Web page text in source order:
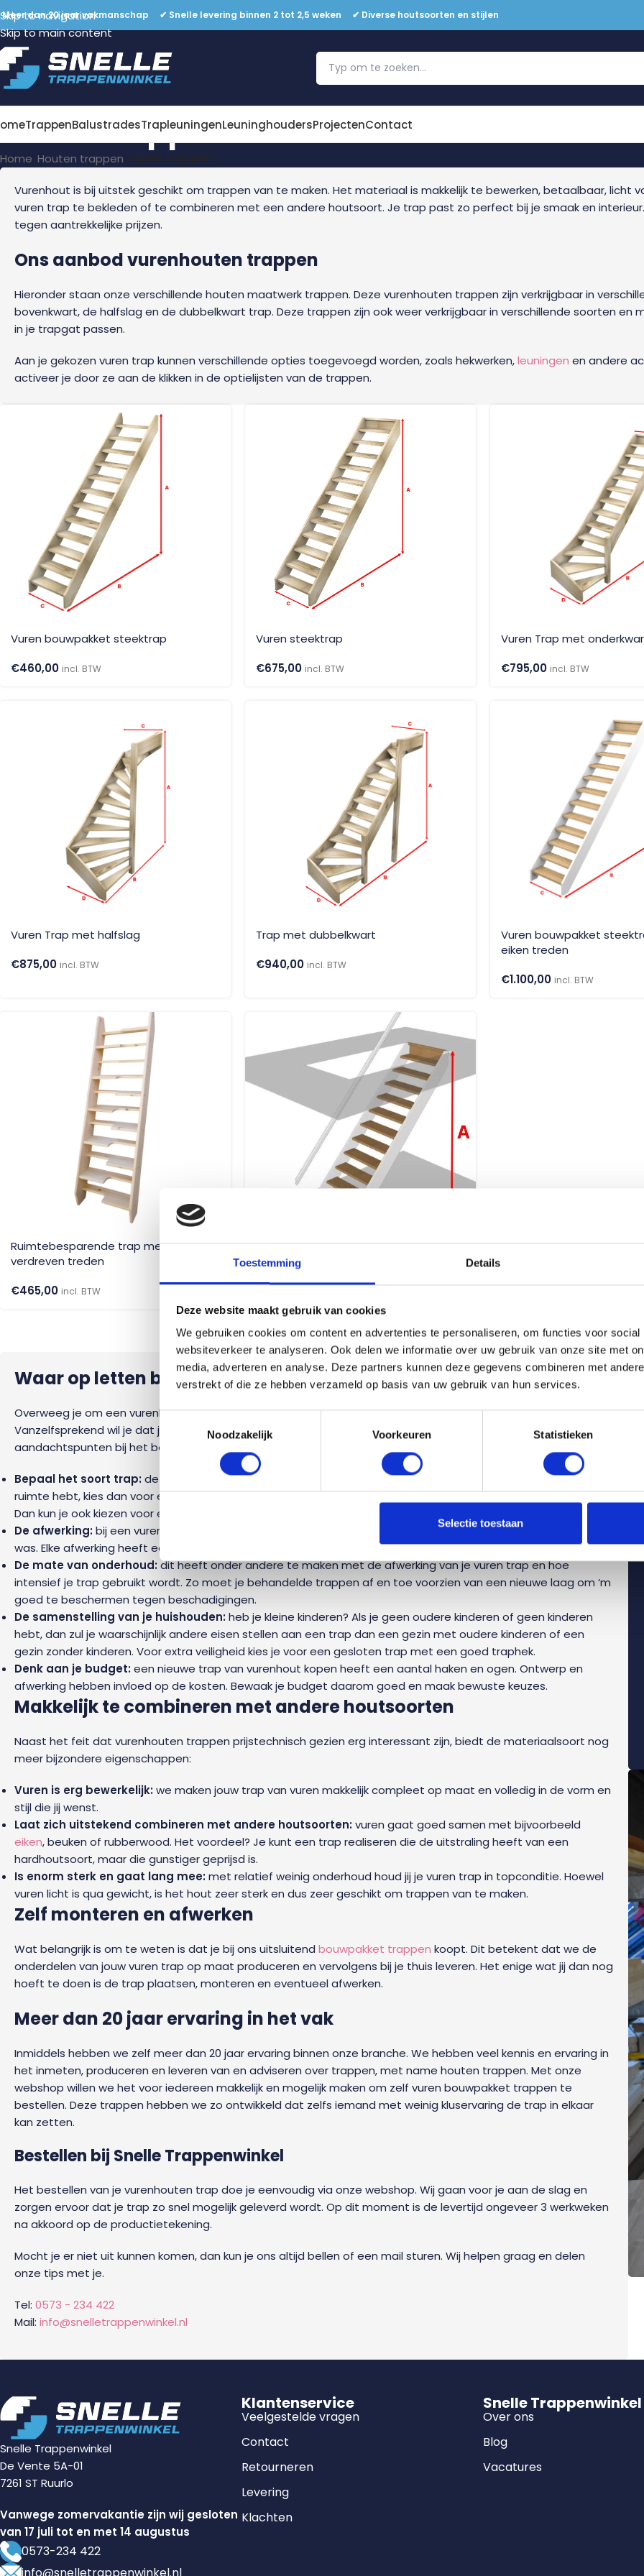
Toestemming Details
Deze website maakt gebruik van cookies
We gebruiken cookies om content en advertenties te personaliseren, om functies voor
websiteverkeer te analyseren. Ook delen we informatie over uw gebruik van onze site met
media, adverteren en analyse. Deze partners kunnen deze gegevens combineren met
verstrekt of die ze hebben verzameld op basis van uw gebruik van hun services.
Toestemmingsselectie
Noodzakelijk
Voorkeuren Statistieken
Selectie toestaan
Skip to navigation
Skip to main content
dan 20 jaar vakmanschap ✔ Snelle levering binnen 2 tot 2,5 weken ✔ Diverse houtsoorten en stijlen
TrappenBalustradesTrapleuningenLeuninghoudersProjectenContact
Vuren trappen
Home Houten trappen Vuren trappen
Vurenhout is bij uitstek geschikt om trappen van te maken. Het materiaal is makkelijk te bewerken, betaalbaar, licht
vuren trap te bekleden of te combineren met een andere houtsoort. Je trap past zo perfect bij je smaak en interieur.
tegen aantrekkelijke prijzen.
Ons aanbod vurenhouten trappen
Hieronder staan onze verschillende houten maatwerk trappen. Deze vurenhouten trappen zijn verkrijgbaar in
bovenkwart, de halfslag en de dubbelkwart trap. Deze trappen zijn ook weer verkrijgbaar in verschillende soorten
in je trapgat passen.
Aan je gekozen vuren trap kunnen verschillende opties toegevoegd worden, zoals hekwerken,leuningen en andere
activeer je door ze aan de klikken in de optielijsten van de trappen.
Vuren bouwpakket steektrap
€460,00 incl. BTW
Vuren steektrap
€675,00 incl. BTW
Vuren Trap met
€795,00 incl. BTW
Vuren Trap met halfslag
€875,00 incl. BTW
Trap met dubbelkwart
€940,00 incl. BTW
Vuren bouwpakket
eiken treden
€1.100,00 incl. BTW
Ruimtebesparende trap met
verdreven treden
€465,00 incl. BTW
Vuren bouwpakket steektrap met
beuken treden
Waar op letten bij bestellen van een vuren trap?
Overweeg je om een vurenhouten trap aan te schaffen? Dat is een aankoop die je niet iedere dag doet.
Vanzelfsprekend wil je dat je direct de juiste keuze maakt. We zetten daarom de belangrijkste
aandachtspunten bij het bestellen van een vuren trap voor je op een rij:
Bepaal het soort trap: de ruimte en indeling van je woning zijn bepalend voor je trapkeuze. Als je beperkt
ruimte hebt, kies dan voor een ruimtebesparende trap zoals een spiltrap of wenteltrap. Heb je meer ruimte?
Dan kun je ook kiezen voor een bovenkwart trap, S-trap of halfslagtrap.
De afwerking:bij een vurenhouten trap heb je keuze uit verschillende afwerkingen. Denk aan verf, vernis, olie of
was. Elke afwerking heeft een ander effect op de uitstraling van je trap.
De mate van onderhoud:dit heeft onder andere te maken met de afwerking van je vuren trap en hoe
intensief je trap gebruikt wordt. Zo moet je behandelde trappen af en toe voorzien van een nieuwe laag om ‘m
goed te beschermen tegen beschadigingen.
De samenstelling van je huishouden:heb je kleine kinderen? Als je geen oudere kinderen of geen kinderen
hebt, dan zul je waarschijnlijk andere eisen stellen aan een trap dan een gezin met oudere kinderen of een
gezin zonder kinderen. Voor extra veiligheid kies je voor een gesloten trap met een goed traphek.
Denk aan je budget:een nieuwe trap van vurenhout kopen heeft een aantal haken en ogen. Ontwerp en
afwerking hebben invloed op de kosten. Bewaak je budget daarom goed en maak bewuste keuzes.
Makkelijk te combineren met andere houtsoorten
Naast het feit dat vurenhouten trappen prijstechnisch gezien erg interessant zijn, biedt de materiaalsoort nog
meer bijzondere eigenschappen:
Vuren is erg bewerkelijk:we maken jouw trap van vuren makkelijk compleet op maat en volledig in de vorm en
stijl die jij wenst.
Laat zich uitstekend combineren met andere houtsoorten:vuren gaat goed samen met bijvoorbeeld
eiken, beuken of rubberwood. Het voordeel? Je kunt een trap realiseren die de uitstraling heeft van een
hardhoutsoort, maar die gunstiger geprijsd is.
Is enorm sterk en gaat lang mee:met relatief weinig onderhoud houd jij je vuren trap in topconditie. Hoewel
vuren licht is qua gewicht, is het hout zeer sterk en dus zeer geschikt om trappen van te maken.
Zelf monteren en afwerken
Wat belangrijk is om te weten is dat je bij ons uitsluitend bouwpakket trappen koopt. Dit betekent dat we de
onderdelen van jouw vuren trap op maat produceren en vervolgens bij je thuis leveren. Het enige wat jij dan nog
hoeft te doen is de trap plaatsen, monteren en eventueel afwerken.
Meer dan 20 jaar ervaring in het vak
Inmiddels hebben we zelf meer dan 20 jaar ervaring binnen onze branche. We hebben veel kennis en ervaring in
het inmeten, produceren en leveren van en adviseren over trappen, met name houten trappen. Met onze
webshop willen we het voor iedereen makkelijk en mogelijk maken om zelf vuren bouwpakket trappen te
bestellen. Deze trappen hebben we zo ontwikkeld dat zelfs iemand met weinig kluservaring de trap in elkaar
kan zetten.
Bestellen bij Snelle Trappenwinkel
Het bestellen van je vurenhouten trap doe je eenvoudig via onze webshop. Wij gaan voor je aan de slag en
zorgen ervoor dat je trap zo snel mogelijk geleverd wordt. Op dit moment is de levertijd ongeveer 3 werkweken
na akkoord op de productietekening.
Mocht je er niet uit kunnen komen, dan kun je ons altijd bellen of een mail sturen. Wij helpen graag en delen
onze tips met je.
Tel: 0573 - 234 422
Mail: info@snelletrappenwinkel.nl
Snelle Trappenwinkel
De Vente 5A-01
7261 ST Ruurlo
Vanwege zomervakantie zijn wij gesloten
van 17 juli tot en met 14 augustus
0573-234 422
Klantenservice
Veelgestelde vragen
Contact
Retourneren
Levering
Klachten
Snelle Trappenwinkel
Over ons
Blog
Vacatures